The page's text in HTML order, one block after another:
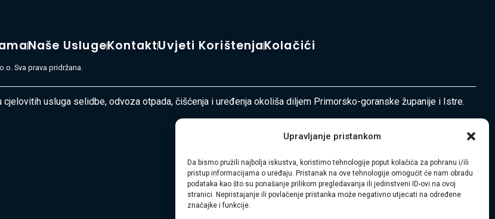
Upravljanje pristankom
Da bismo pružili najbolja iskustva, koristimo tehnologije poput kolačića za pohranu i/ili
pristup informacijama o uređaju. Pristanak na ove tehnologije omogućit će nam obradu
podataka kao što su ponašanje prilikom pregledavanja ili jedinstveni ID-ovi na ovoj
stranici. Nepristajanje ili povlačenje pristanka može negativno utjecati na određene
značajke i funkcije.
Naše UslugeKontaktUvjeti KorištenjaKolačići
Sva prava pridržana.
usluga selidbe, odvoza otpada, čišćenja i uređenja okoliša diljem Primorsko-goranske županije i Istre.